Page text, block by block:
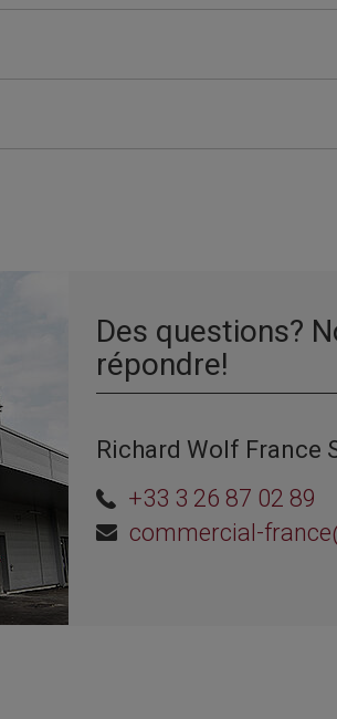
Des questions?
répondre!
Richard Wolf France
+33 3 26 87 02 89
commercial-